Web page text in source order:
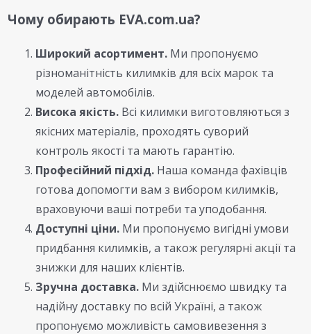
Чому обирають EVA.com.ua?
Широкий асортимент. Ми пропонуємо
різноманітність килимків для всіх марок та
моделей автомобілів.
Висока якість. Всі килимки виготовляються з
якісних матеріалів, проходять суворий
контроль якості та мають гарантію.
Професійний підхід. Наша команда фахівців
готова допомогти вам з вибором килимків,
враховуючи ваші потреби та уподобання.
Доступні ціни. Ми пропонуємо вигідні умови
придбання килимків, а також регулярні акції та
знижки для наших клієнтів.
Зручна доставка. Ми здійснюємо швидку та
надійну доставку по всій Україні, а також
пропонуємо можливість самовивезення з